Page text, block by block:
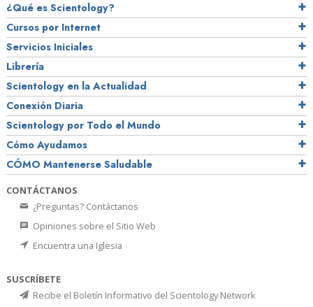
¿Qué es Scientology?
Cursos por Internet
Servicios Iniciales
Librería
Scientology en la Actualidad
Conexión Diaria
Scientology por Todo el Mundo
Cómo Ayudamos
CÓMO Mantenerse Saludable
CONTÁCTANOS
¿Preguntas? Contáctanos
Opiniones sobre el Sitio Web
Encuentra una Iglesia
SUSCRÍBETE
Recibe el Boletín Informativo del Scientology Network